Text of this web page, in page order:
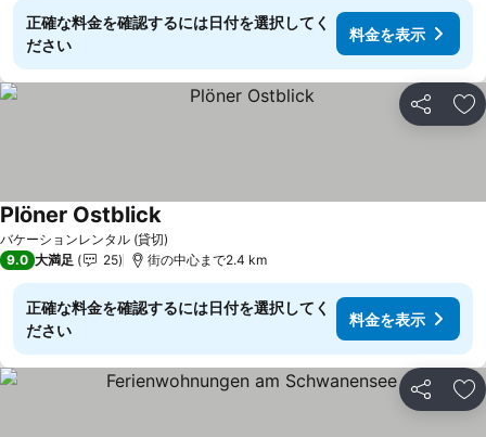
正確な料金を確認するには日付を選択してく
ださい
料金を表示
シェア お
バケーションレンタル (貸切)
Plöner Ostblick
9.0 大満足 25 街の中心まで2.4 km
正確な料金を確認するには日付を選択してく
ださい
料金を表示
シェア お